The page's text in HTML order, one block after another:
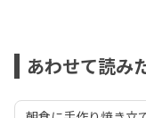
あわせて読み